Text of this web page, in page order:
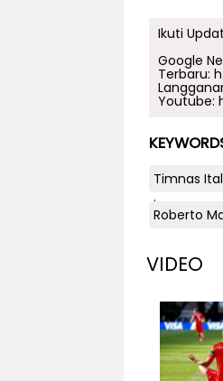
Ikuti
Google
Terbaru:
Youtube:
Timnas
.
Roberto
VIDEO